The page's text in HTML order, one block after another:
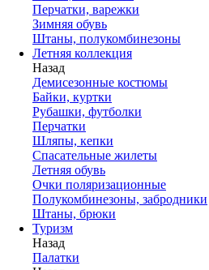
Перчатки, варежки
Зимняя обувь
Штаны, полукомбинезоны
Летняя коллекция
Назад
Демисезонные костюмы
Байки, куртки
Рубашки, футболки
Перчатки
Шляпы, кепки
Спасательные жилеты
Летняя обувь
Очки поляризационные
Полукомбинезоны, забродники
Штаны, брюки
Туризм
Назад
Палатки